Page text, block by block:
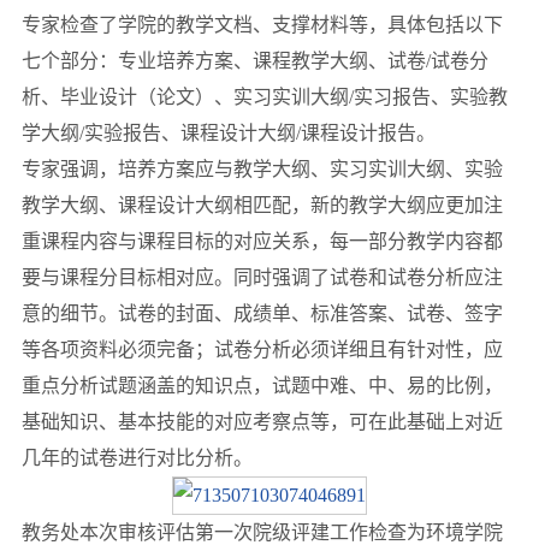
专家检查了学院的教学文档、支撑材料等，具体包括以下
七个部分：专业培养方案、课程教学大纲、试卷/试卷分
析、毕业设计（论文）、实习实训大纲/实习报告、实验教
学大纲/实验报告、课程设计大纲/课程设计报告。
专家强调，培养方案应与教学大纲、实习实训大纲、实验
教学大纲、课程设计大纲相匹配，新的教学大纲应更加注
重课程内容与课程目标的对应关系，每一部分教学内容都
要与课程分目标相对应。同时强调了试卷和试卷分析应注
意的细节。试卷的封面、成绩单、标准答案、试卷、签字
等各项资料必须完备；试卷分析必须详细且有针对性，应
重点分析试题涵盖的知识点，试题中难、中、易的比例，
基础知识、基本技能的对应考察点等，可在此基础上对近
几年的试卷进行对比分析。
教务处本次审核评估第一次院级评建工作检查为环境学院